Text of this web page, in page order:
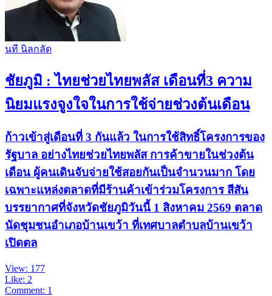
นที​ นิล​กลัด​
ชัยภูมิ : ไทยช่วยไทยพลัส เดือนที่3 ความ
นิยมแรงจูงใจในการใช้จ่ายช่วงต้นเดือน
ก้าวเข้าสู่เดือนที่ 3 กันแล้ว ในการใช้สิทธิ์โครงการของ
รัฐบาล อย่างไทยช่วยไทยพลัส การค้าขายในช่วงต้น
เดือน ผู้คนเดินจับจ่ายใช้สอยกันเป็นจำนวนมาก โดย
เฉพาะแหล่งตลาดที่มีร้านค้าเข้าร่วมโครงการ สีสัน
บรรยากาศที่จังหวัดชัยภูมิวันนี้ 1 สิงหาคม 2569 ตลาด
นัดชุมชนอำเภอบ้านเขว้า ที่เทศบาลตำบลบ้านเขว้า
เปิดตล
View: 177
Like: 2
Comment: 1